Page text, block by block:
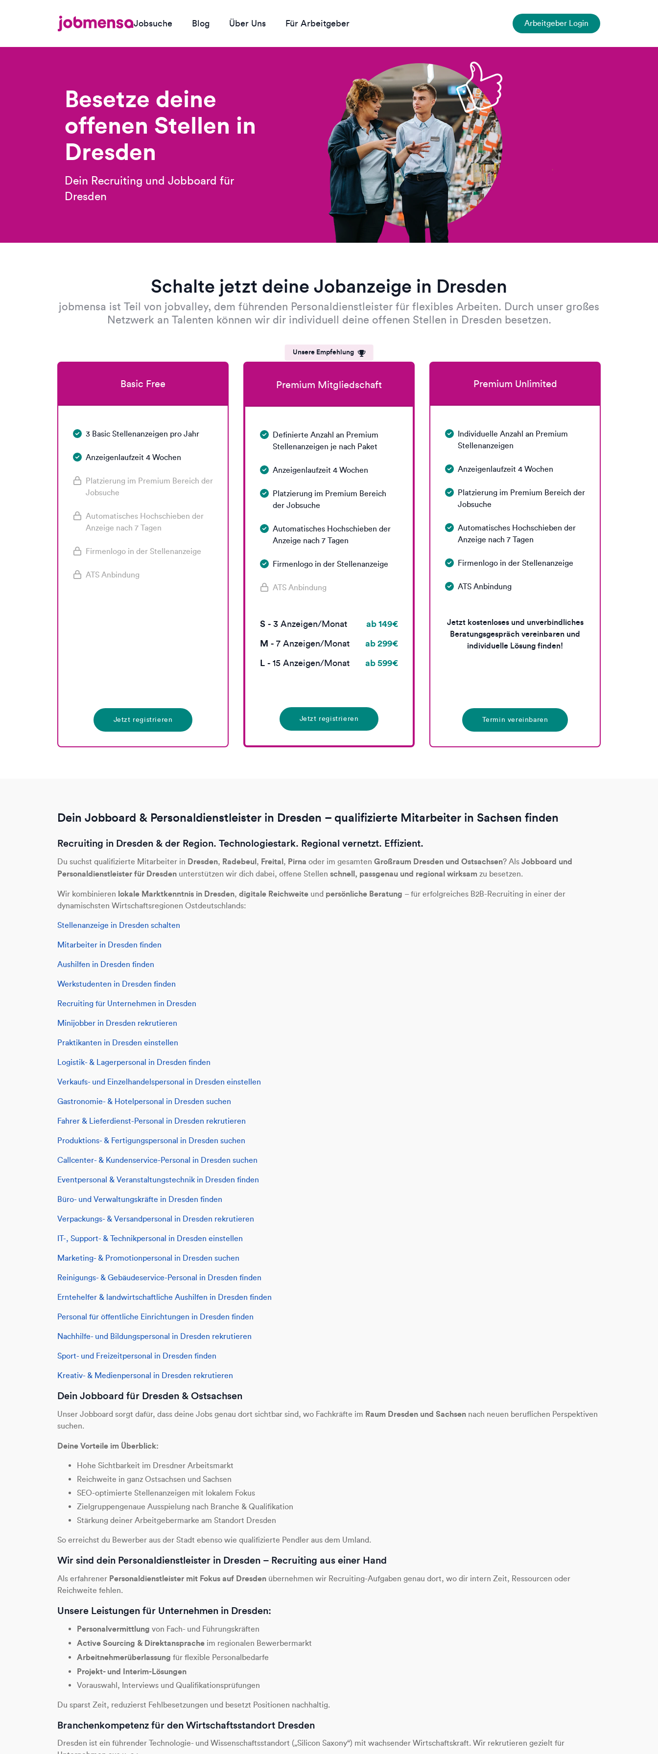
Jobsuche Blog Über Uns Für Arbeitgeber Arbeitgeber Login
Besetze deine
offenen Stellen in
Dresden
Dein Recruiting und Jobboard für
Dresden
Schalte jetzt deine Jobanzeige in Dresden
jobmensa ist Teil von jobvalley, dem führenden Personaldienstleister für flexibles Arbeiten. Durch unser großes
Netzwerk an Talenten können wir dir individuell deine offenen Stellen in Dresden besetzen.
Basic Free
3 Basic Stellenanzeigen pro Jahr
Anzeigenlaufzeit 4 Wochen
Platzierung im Premium Bereich der
Jobsuche
Automatisches Hochschieben der
Anzeige nach 7 Tagen
Firmenlogo in der Stellenanzeige
ATS Anbindung
Jetzt registrieren
Unsere Empfehlung
Premium Mitgliedschaft
Definierte Anzahl an Premium
Stellenanzeigen je nach Paket
Anzeigenlaufzeit 4 Wochen
Platzierung im Premium Bereich
der Jobsuche
Automatisches Hochschieben der
Anzeige nach 7 Tagen
Firmenlogo in der Stellenanzeige
ATS Anbindung
S - 3 Anzeigen/Monat
ab 149€
M - 7 Anzeigen/Monat
ab 299€
L - 15 Anzeigen/Monat ab 599€
Jetzt registrieren
Premium Unlimited
Individuelle Anzahl an Premium
Stellenanzeigen
Anzeigenlaufzeit 4 Wochen
Platzierung im Premium Bereich der
Jobsuche
Automatisches Hochschieben der
Anzeige nach 7 Tagen
Firmenlogo in der Stellenanzeige
ATS Anbindung
Jetzt kostenloses und unverbindliches
Beratungsgespräch vereinbaren und
individuelle Lösung finden!
Termin vereinbaren
Dein Jobboard & Personaldienstleister in Dresden – qualifizierte Mitarbeiter in Sachsen finden
Recruiting in Dresden & der Region. Technologiestark. Regional vernetzt. Effizient.
Du suchst qualifizierte Mitarbeiter in Dresden, Radebeul, Freital, Pirna oder im gesamten Großraum Dresden und Ostsachsen? Als Jobboard und
Personaldienstleister für Dresden unterstützen wir dich dabei, offene Stellen schnell, passgenau und regional wirksam zu besetzen.
Wir kombinieren lokale Marktkenntnis in Dresden, digitale Reichweite und persönliche Beratung – für erfolgreiches B2B-Recruiting in einer der
dynamischsten Wirtschaftsregionen Ostdeutschlands:
Stellenanzeige in Dresden schalten
Mitarbeiter in Dresden finden
Aushilfen in Dresden finden
Werkstudenten in Dresden finden
Recruiting für Unternehmen in Dresden
Minijobber in Dresden rekrutieren
Praktikanten in Dresden einstellen
Logistik- & Lagerpersonal in Dresden finden
Verkaufs- und Einzelhandelspersonal in Dresden einstellen
Gastronomie- & Hotelpersonal in Dresden suchen
Fahrer & Lieferdienst-Personal in Dresden rekrutieren
Produktions- & Fertigungspersonal in Dresden suchen
Callcenter- & Kundenservice-Personal in Dresden suchen
Eventpersonal & Veranstaltungstechnik in Dresden finden
Büro- und Verwaltungskräfte in Dresden finden
Verpackungs- & Versandpersonal in Dresden rekrutieren
IT-, Support- & Technikpersonal in Dresden einstellen
Marketing- & Promotionpersonal in Dresden suchen
Reinigungs- & Gebäudeservice-Personal in Dresden finden
Erntehelfer & landwirtschaftliche Aushilfen in Dresden finden
Personal für öffentliche Einrichtungen in Dresden finden
Nachhilfe- und Bildungspersonal in Dresden rekrutieren
Sport- und Freizeitpersonal in Dresden finden
Kreativ- & Medienpersonal in Dresden rekrutieren
Dein Jobboard für Dresden & Ostsachsen
Unser Jobboard sorgt dafür, dass deine Jobs genau dort sichtbar sind, wo Fachkräfte im Raum Dresden und Sachsen nach neuen beruflichen Perspektiven
suchen.
Deine Vorteile im Überblick:
Hohe Sichtbarkeit im Dresdner Arbeitsmarkt
Reichweite in ganz Ostsachsen und Sachsen
SEO-optimierte Stellenanzeigen mit lokalem Fokus
Zielgruppengenaue Ausspielung nach Branche & Qualifikation
Stärkung deiner Arbeitgebermarke am Standort Dresden
So erreichst du Bewerber aus der Stadt ebenso wie qualifizierte Pendler aus dem Umland.
Wir sind dein Personaldienstleister in Dresden – Recruiting aus einer Hand
Als erfahrener Personaldienstleister mit Fokus auf Dresden übernehmen wir Recruiting-Aufgaben genau dort, wo dir intern Zeit, Ressourcen oder
Reichweite fehlen.
Unsere Leistungen für Unternehmen in Dresden:
Personalvermittlung von Fach- und Führungskräften
Active Sourcing & Direktansprache im regionalen Bewerbermarkt
Arbeitnehmerüberlassung für flexible Personalbedarfe
Projekt- und Interim-Lösungen
Vorauswahl, Interviews und Qualifikationsprüfungen
Du sparst Zeit, reduzierst Fehlbesetzungen und besetzt Positionen nachhaltig.
Branchenkompetenz für den Wirtschaftsstandort Dresden
Dresden ist ein führender Technologie- und Wissenschaftsstandort („Silicon Saxony“) mit wachsender Wirtschaftskraft. Wir rekrutieren gezielt für